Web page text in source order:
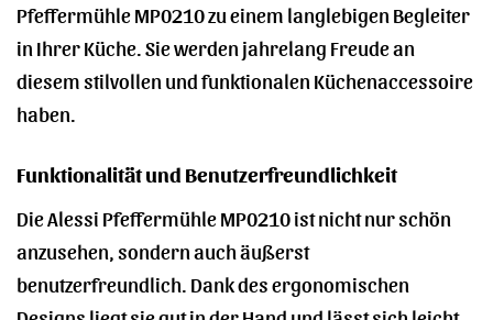
Pfeffermühle MP0210 zu einem langlebigen Begleiter
in Ihrer Küche. Sie werden jahrelang Freude an
diesem stilvollen und funktionalen Küchenaccessoire
haben.
Funktionalität und Benutzerfreundlichkeit
Die Alessi Pfeffermühle MP0210 ist nicht nur schön
anzusehen, sondern auch äußerst
benutzerfreundlich. Dank des ergonomischen